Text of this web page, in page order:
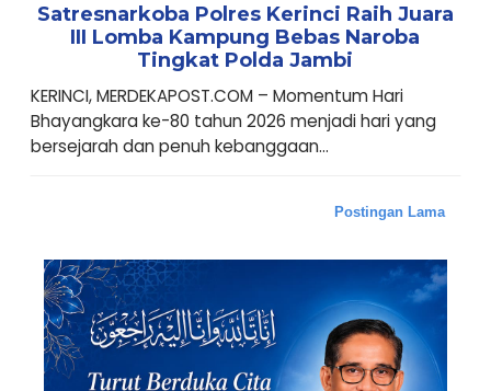
Satresnarkoba Polres Kerinci Raih Juara
III Lomba Kampung Bebas Naroba
Tingkat Polda Jambi
KERINCI, MERDEKAPOST.COM – Momentum Hari
Bhayangkara ke-80 tahun 2026 menjadi hari yang
bersejarah dan penuh kebanggaan...
Postingan Lama